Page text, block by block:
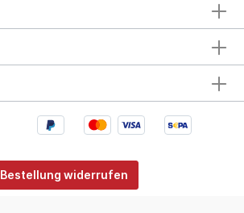
Bestellung widerrufen